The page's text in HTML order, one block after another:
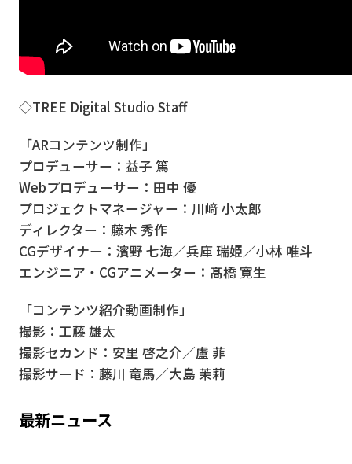
◇TREE Digital Studio Staff
「ARコンテンツ制作」
プロデューサー：益子 篤
Webプロデューサー：田中 優
プロジェクトマネージャー：川﨑 小太郎
ディレクター：藤木 秀作
CGデザイナー：濱野 七海／兵庫 瑞姫／小林 唯斗
エンジニア・CGアニメーター：髙橋 寛生
「コンテンツ紹介動画制作」
撮影：工藤 雄太
撮影セカンド：安里 啓之介／盧 菲
撮影サード：藤川 竜馬／大島 茉莉
最新ニュース